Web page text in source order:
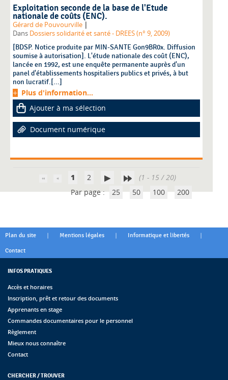
Exploitation seconde de la base de l'Etude
nationale de coûts (ENC).
Gérard de Pouvourville |
Dans Dossiers solidarité et santé - DREES (n° 9, 2009)
[BDSP. Notice produite par MIN-SANTE Gon9BR0x. Diffusion
soumise à autorisation]. L'étude nationale des coût (ENC),
lancée en 1992, est une enquête permanente auprès d'un
panel d'établissements hospitaliers publics et privés, à but
non lucratif.[...]
Plus d'information...
Ajouter à ma sélection
Document numérique
1 2
(1 - 15 / 20)
Par page : 25 50 100 200
Plan du site | Mentions légales | Informatique et libertés |
Contact
INFOS PRATIQUES
Accès et horaires
Inscription, prêt et retour des documents
Apprenants en stage
Commandes documentaires pour le personnel
Règlement
Mieux nous connaître
Contact
CHERCHER / TROUVER